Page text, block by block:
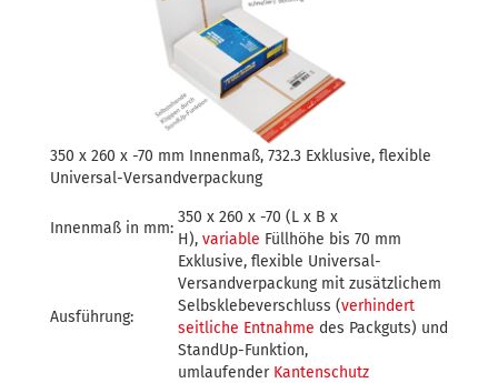
350 x 260 x -70 mm Innenmaß, 732.3 Exklusive, flexible
Universal-Versandverpackung
Innenmaß in mm:
350 x 260 x -70 (L x B x
H), variable Füllhöhe bis 70 mm
Ausführung:
Exklusive, flexible Universal-
Versandverpackung mit zusätzlichem
Selbsklebeverschluss (verhindert
seitliche Entnahme des Packguts) und
StandUp-Funktion,
umlaufender Kantenschutz